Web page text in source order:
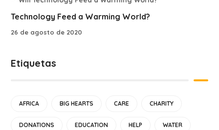
Technology Feed a Warming World?
26 de agosto de 2020
Etiquetas
AFRICA BIG HEARTS CARE CHARITY
DONATIONS EDUCATION HELP WATER